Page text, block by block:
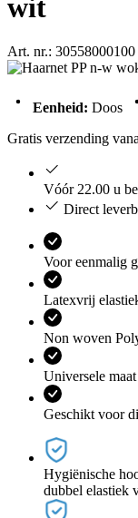
wit
Art. nr.: 30558000100
Eenheid: Doos
Gratis verzending
Vóór 22.00 u
Direct
Voor eenmalig
Latexvrij
Non woven
Universele maat
Geschikt voor
Hygiënische
dubbel elastiek